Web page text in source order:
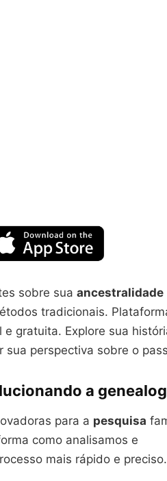
sobre sua ancestralidade
tradicionais.
gratuita. Explore sua
sua perspectiva sobre o
a
para a pesquisa
como analisamos e
mais rápido e preciso.